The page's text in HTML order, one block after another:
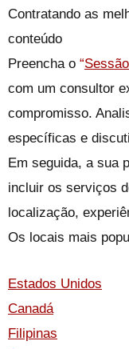
Contratando as
conteúdo
Preencha o “
com um consultor
compromisso.
específicas e
Em seguida, a sua
incluir os serviços
localização,
Os locais mais
Estados Unidos
Canadá
Filipinas